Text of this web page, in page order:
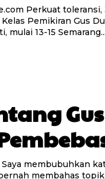
toleransi, 32 muda-
Pemikiran Gus
mulai 13-15 Semarang...
membahas